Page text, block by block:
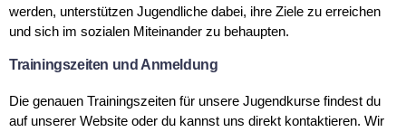
werden, unterstützen Jugendliche dabei, ihre Ziele zu erreichen
und sich im sozialen Miteinander zu behaupten.
Trainingszeiten und Anmeldung
Die genauen Trainingszeiten für unsere Jugendkurse findest du
auf unserer Website oder du kannst uns direkt kontaktieren. Wir